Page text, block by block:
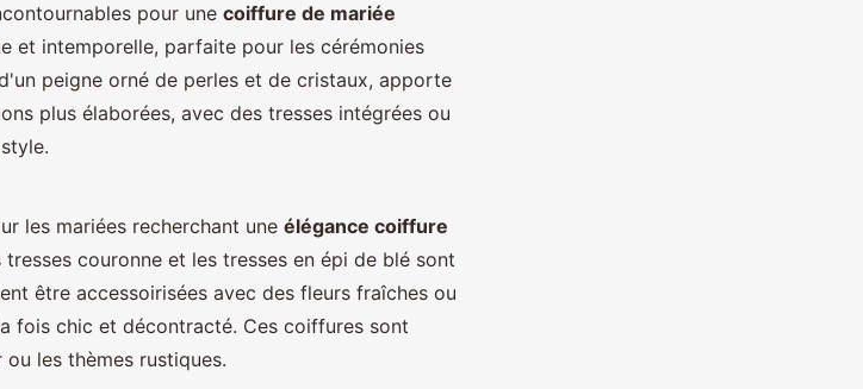
pour une coiffure de mariée
et intemporelle, parfaite pour les cérémonies
peigne orné de perles et de cristaux, apporte
plus élaborées, avec des tresses intégrées ou
les mariées recherchant une élégance coiffure
couronne et les tresses en épi de blé sont
être accessoirisées avec des fleurs fraîches ou
fois chic et décontracté. Ces coiffures sont
les thèmes rustiques.